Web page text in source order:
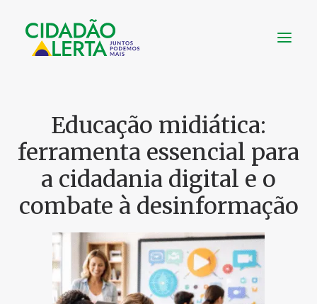
VÍDEOS
NOTÍCIAS
UTILIDADE
CONHEÇA
FAÇA UMA DOAÇÃO
Educação midiática:
ferramenta essencial para
a cidadania digital e o
combate à desinformação